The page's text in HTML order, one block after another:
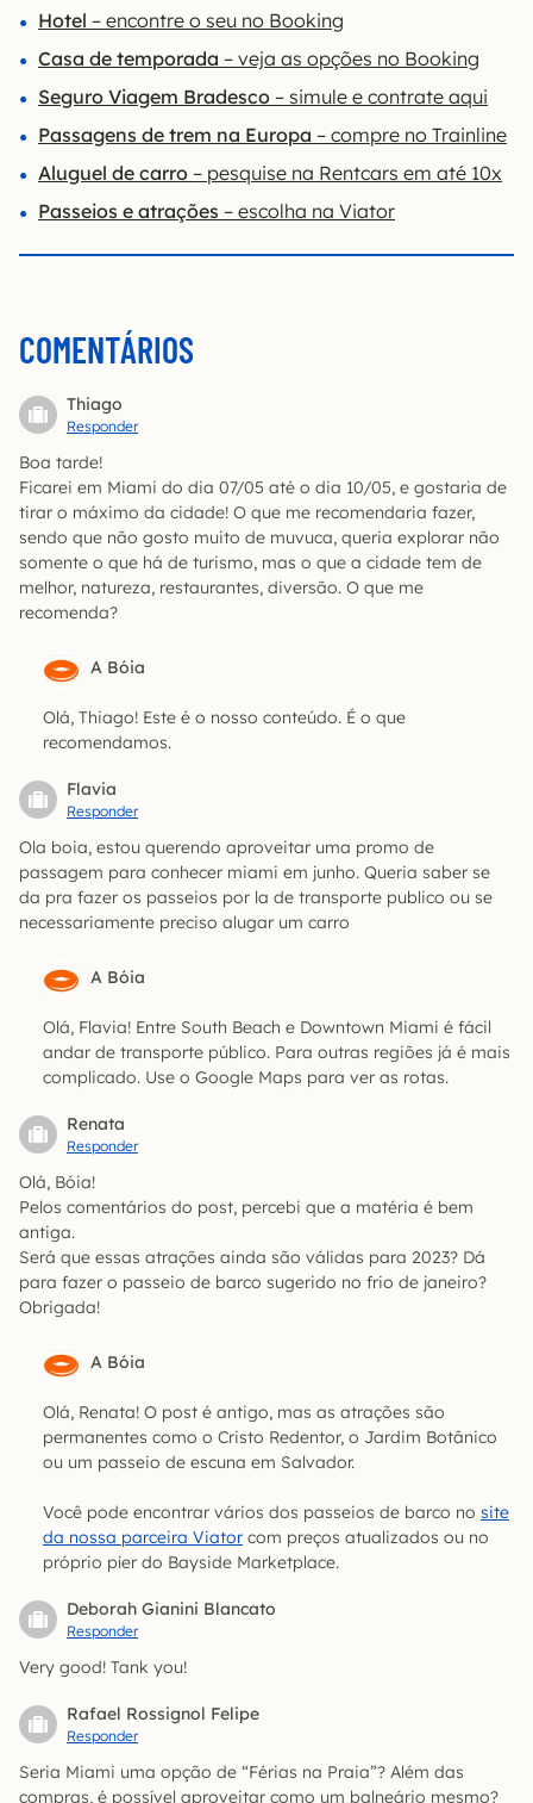
Hotel – encontre o seu no Booking
Casa de temporada – veja as opções no Booking
Seguro Viagem Bradesco – simule e contrate aqui
Passagens de trem na Europa – compre no Trainline
Aluguel de carro – pesquise na Rentcars em até 10x
Passeios e atrações – escolha na Viator
COMENTÁRIOS
Thiago
Responder
Boa tarde!
Ficarei em Miami do dia 07/05 até o dia 10/05, e gostaria de
tirar o máximo da cidade! O que me recomendaria fazer,
sendo que não gosto muito de muvuca, queria explorar não
somente o que há de turismo, mas o que a cidade tem de
melhor, natureza, restaurantes, diversão. O que me
recomenda?
A Bóia
Olá, Thiago! Este é o nosso conteúdo. É o que
recomendamos.
Flavia
Responder
Ola boia, estou querendo aproveitar uma promo de
passagem para conhecer miami em junho. Queria saber se
da pra fazer os passeios por la de transporte publico ou se
necessariamente preciso alugar um carro
A Bóia
Olá, Flavia! Entre South Beach e Downtown Miami é fácil
andar de transporte público. Para outras regiões já é mais
complicado. Use o Google Maps para ver as rotas.
Renata
Responder
Olá, Bóia!
Pelos comentários do post, percebi que a matéria é bem
antiga.
Será que essas atrações ainda são válidas para 2023? Dá
para fazer o passeio de barco sugerido no frio de janeiro?
Obrigada!
A Bóia
Olá, Renata! O post é antigo, mas as atrações são
permanentes como o Cristo Redentor, o Jardim Botânico
ou um passeio de escuna em Salvador.
Você pode encontrar vários dos passeios de barco no site
da nossa parceira Viator com preços atualizados ou no
próprio píer do Bayside Marketplace.
Deborah Gianini Blancato
Responder
Very good! Tank you!
Rafael Rossignol Felipe
Responder
Seria Miami uma opção de “Férias na Praia”? Além das
compras, é possível aproveitar como um balneário mesmo?